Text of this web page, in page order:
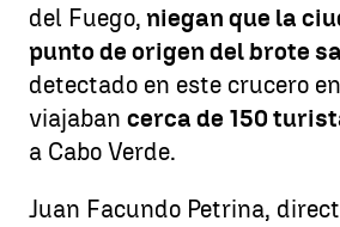
del Fuego, niegan que la
punto de origen del brote
detectado en este crucero
viajaban cerca de 150
a Cabo Verde.
Juan Facundo Petrina,